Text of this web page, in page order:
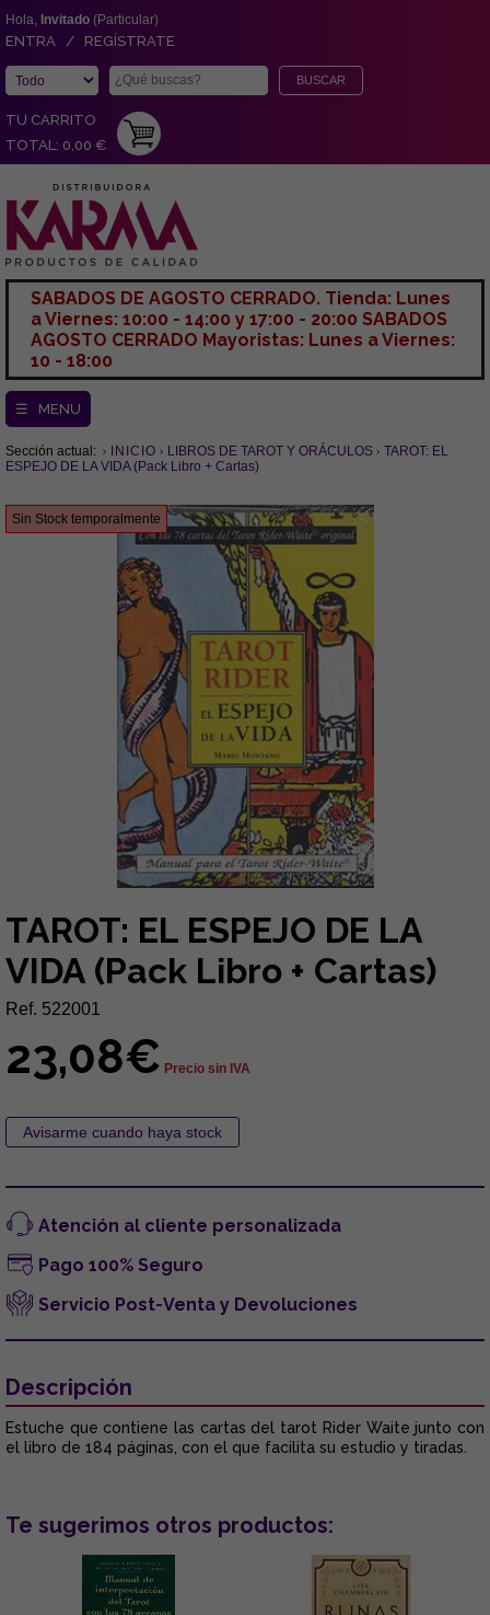
Hola, Invitado (Particular)
ENTRA / REGÍSTRATE
TU CARRITO
TOTAL: 0,00 €
SABADOS DE AGOSTO CERRADO. Tienda: Lunes
a Viernes: 10:00 - 14:00 y 17:00 - 20:00 SABADOS
AGOSTO CERRADO Mayoristas: Lunes a Viernes:
10 - 18:00
☰ MENU
Sección actual: INICIO LIBROS DE TAROT Y ORÁCULOS
TAROT: EL
ESPEJO DE LA VIDA (Pack Libro + Cartas)
Sin Stock temporalmente
TAROT: EL ESPEJO DE LA
VIDA (Pack Libro + Cartas)
Ref. 522001
23,08€ Precio sin IVA
Atención al cliente personalizada
Pago 100% Seguro
Servicio Post-Venta y Devoluciones
Descripción
Estuche que contiene las cartas del tarot Rider Waite junto con
el libro de 184 páginas, con el que facilita su estudio y tiradas.
Te sugerimos otros productos: